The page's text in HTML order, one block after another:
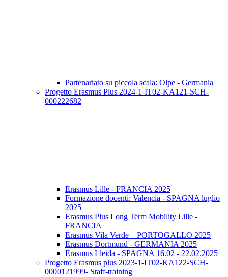
Partenariato su piccola scala: Olpe - Germania
Progetto Erasmus Plus 2024-1-IT02-KA121-SCH-
000222682
Erasmus Lille - FRANCIA 2025
Formazione docenti: Valencia - SPAGNA luglio
2025
Erasmus Plus Long Term Mobility Lille -
FRANCIA
Erasmus Vila Verde – PORTOGALLO 2025
Erasmus Dortmund - GERMANIA 2025
Erasmus Lleida - SPAGNA 16.02 - 22.02.2025
Progetto Erasmus plus 2023-1-IT02-KA122-SCH-
0000121999- Staff-training